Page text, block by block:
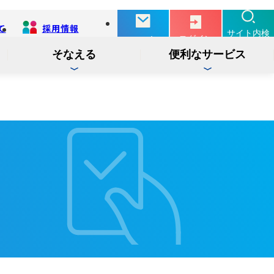
お問い合せ ログイン
インターネットバンキング
サービス
インターネットバンキング でんさい
サービス
サイト内検
そなえる 便利なサービス
採用情報
別
ブ
で